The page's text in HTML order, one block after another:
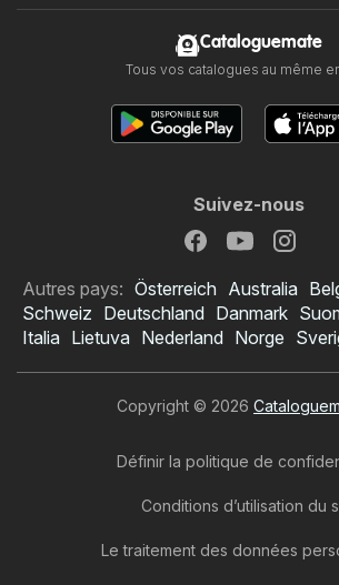
Cataloguemate
Tous vos catalogues au même
Suivez-nous
Autres pays: Österreich Australia
Schweiz Deutschland Danmark
Italia Lietuva Nederland Norge
Copyright © 2026
Définir la politique de
Conditions d’utilisation du
Le traitement des données